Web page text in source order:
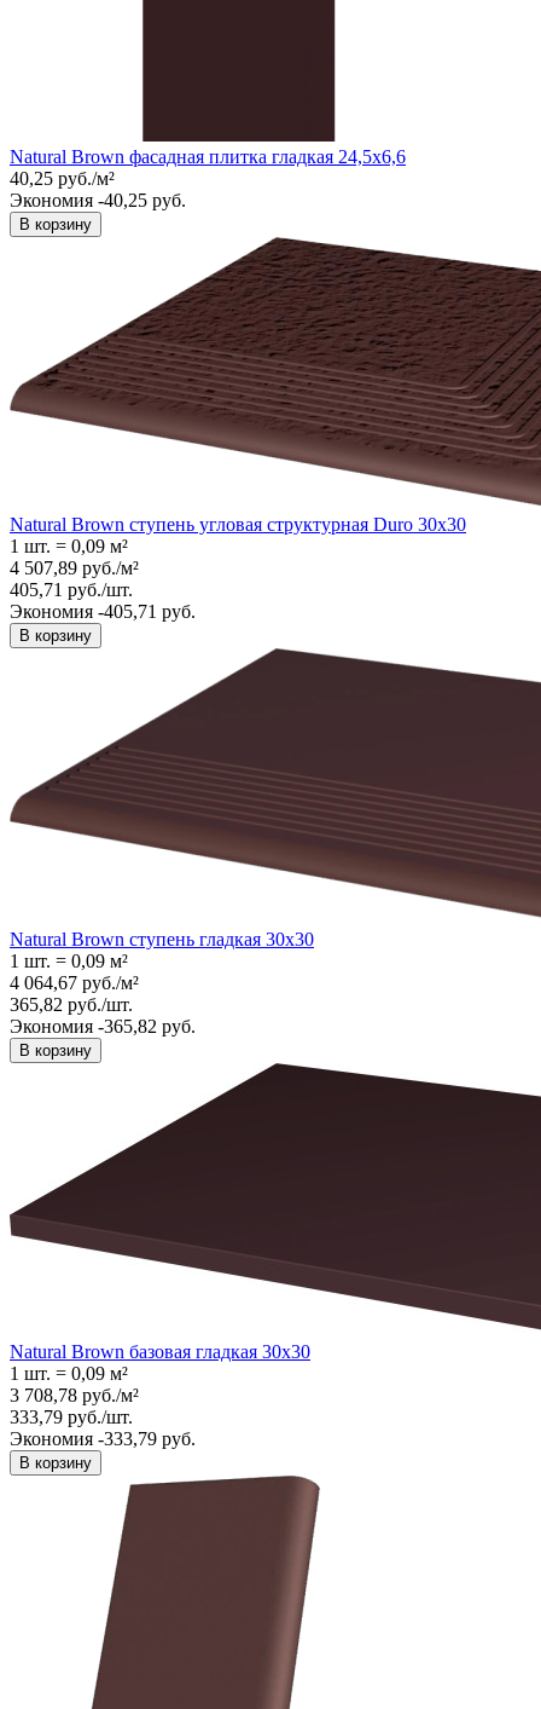
Natural Brown фасадная плитка гладкая 24,5x6,6
40,25 руб./м²
Экономия -40,25 руб.
В корзину
Natural Brown ступень угловая структурная Duro 30x30
1 шт. = 0,09 м²
4 507,89 руб./м²
405,71 руб./шт.
Экономия -405,71 руб.
В корзину
Natural Brown ступень гладкая 30x30
1 шт. = 0,09 м²
4 064,67 руб./м²
365,82 руб./шт.
Экономия -365,82 руб.
В корзину
Natural Brown базовая гладкая 30x30
1 шт. = 0,09 м²
3 708,78 руб./м²
333,79 руб./шт.
Экономия -333,79 руб.
В корзину